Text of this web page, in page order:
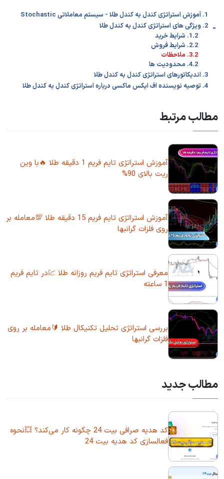
1. آموزش استراتژی کندل به کندل طلا - سیستم معاملاتی Stochastic
2. ویژگی های استراتژی کندل به کندل طلا -
1.2. شرایط خرید
2.2. شرایط فروش
3.2. ملاحظات
4.2. محدودیت‌ ها
3. اندیکاتورهای استراتژی کندل به کندل طلا
4. توصیه نویسنده اف ایکس ماکسی درباره استراتژی کندل به کندل طلا
مطالب مرتبط
آموزش استراتژی تایم فریم 1 دقیقه طلا 🔥با وین
ریت بالای 90%
آموزش استراتژی تایم فریم 15 دقیقه طلا 💯معامله بر
روی فلزات گرانبها
معرفی استراتژی تایم فریم روزانه طلا 💹در تایم فریم
1 ساعته
بررسی استراتژی تحلیل تکنیکال طلا 🔰معامله بر روی
فلزات گرانبها
مطالب جدید
کد هدیه صرافی بیت 24 چگونه کار می‌کند؟ 💥نحوه
فعالسازی کد هدیه بیت 24